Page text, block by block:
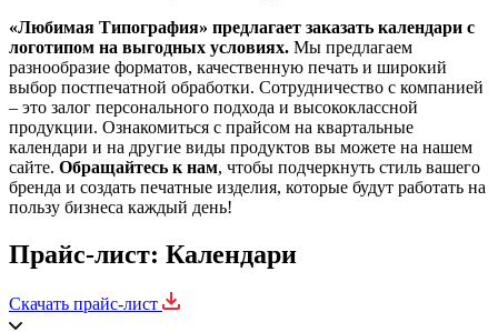
«Любимая Типография» предлагает заказать календари с
логотипом на выгодных условиях. Мы предлагаем
разнообразие форматов, качественную печать и широкий
выбор постпечатной обработки. Сотрудничество с компанией
– это залог персонального подхода и высококлассной
продукции. Ознакомиться с прайсом на квартальные
календари и на другие виды продуктов вы можете на нашем
сайте. Обращайтесь к нам, чтобы подчеркнуть стиль вашего
бренда и создать печатные изделия, которые будут работать на
пользу бизнеса каждый день!
Прайс-лист: Календари
Скачать прайс-лист